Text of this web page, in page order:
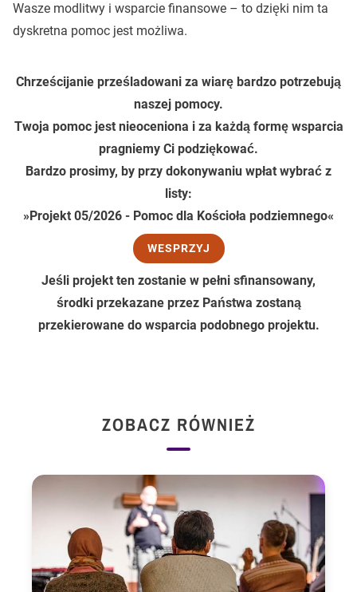
Wasze modlitwy i wsparcie finansowe – to dzięki nim ta
dyskretna pomoc jest możliwa.
Chrześcijanie prześladowani za wiarę bardzo potrzebują
naszej pomocy.
Twoja pomoc jest nieoceniona i za każdą formę wsparcia
pragniemy Ci podziękować.
Bardzo prosimy, by przy dokonywaniu wpłat wybrać z
listy:
»Projekt 05/2026 - Pomoc dla Kościoła podziemnego«
WESPRZYJ
Jeśli projekt ten zostanie w pełni sfinansowany,
środki przekazane przez Państwa zostaną
przekierowane do wsparcia podobnego projektu.
ZOBACZ RÓWNIEŻ